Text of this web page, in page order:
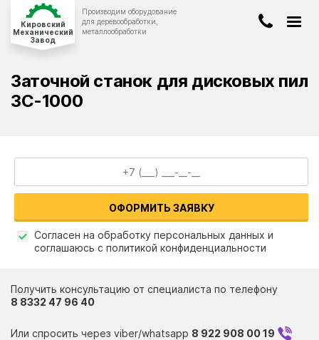
Кировский
Механический
Завод
Производим оборудование
для деревообработки,
металлообработки
КОНВЕЙЕРНОЕ ОБОРУДОВАНИЕ
О компании
Оплата и доставка
Новости и статьи
Вопрос-ответ
Контакты
Киров
8-8332-47-96-40
info@stanwood.ru
ОФОРМИТЬ ЗАЯВКУ
Согласен на обработку персональных данных и
соглашаюсь с политикой конфиденциальности
Получить консультацию от специалиста по телефону
8 8332 47 96 40
Или спросить через viber/whatsapp 8 922 908 00 19
Заточной станок для дисковых пил
ЗС-1000